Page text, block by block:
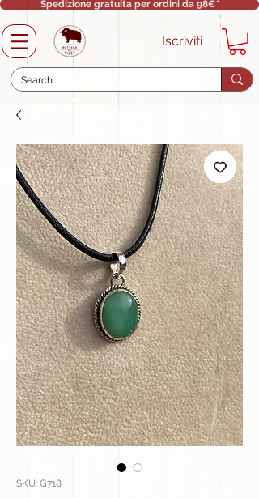
Spedizione gratuita per ordini da 98€*
Iscriviti
SKU: G718